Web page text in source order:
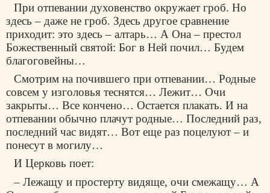
При отпевании духовенство окружает гроб. Но
здесь – даже не гроб. Здесь другое сравнение
приходит: это здесь – алтарь… А Она – престол
Божественный святой: Бог в Ней почил… Будем
благоговейны…
Смотрим на почившего при отпевании… Родные
совсем у изголовья теснятся… Лежит… Очи
закрыты… Все кончено… Остается плакать. И на
отпевании обычно плачут родные… Последний раз,
последний час видят… Вот еще раз поцелуют – и
понесут в могилу…
И Церковь поет:
– Лежащу и простерту видяще, очи смежащу… А